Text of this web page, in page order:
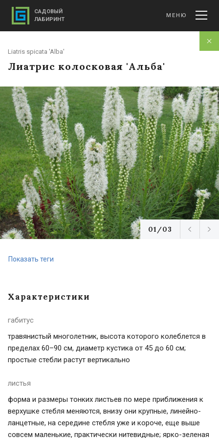
Liatris spicata 'Alba'
Лиатрис колосковая 'Альба'
01/03
Показать теги
Характеристики
габитус
травянистый многолетник, высота которого колеблется в
пределах 60–90 см, диаметр кустика от 45 до 60 см;
простые стебли растут вертикально
листья
форма и размеры тонких листьев по мере приближения к
верхушке стебля меняются, внизу они крупные, линейно-
ланцетные, на середине стебля уже и короче, еще выше
совсем маленькие, практически нитевидные; ярко-зеленая
САДОВЫЙ
ЛАБИРИНТ
МЕНЮ